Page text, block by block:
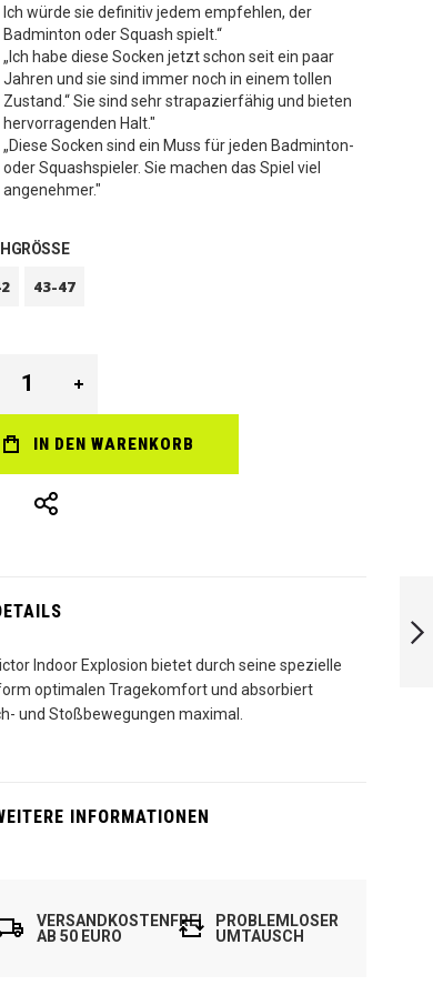
WEITER
Ich würde sie definitiv jedem empfehlen, der
Badminton oder Squash spielt.“
„Ich habe diese Socken jetzt schon seit ein paar
Jahren und sie sind immer noch in einem tollen
Zustand.“ Sie sind sehr strapazierfähig und bieten
hervorragenden Halt."
„Diese Socken sind ein Muss für jeden Badminton-
oder Squashspieler. Sie machen das Spiel viel
angenehmer."
43-47
IN DEN WARENKORB
Indoor Explosion bietet durch seine spezielle
optimalen Tragekomfort und absorbiert
und Stoßbewegungen maximal.
INFORMATIONEN
VERSANDKOSTENFREI
AB 50 EURO
PROBLEMLOSER
UMTAUSCH